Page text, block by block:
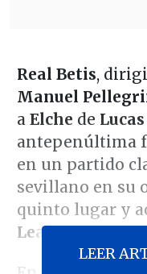
Real Betis,
Manuel
a Elche de
antepenúltima
en un partido
sevillano en su
quinto lugar y
League.
LEER